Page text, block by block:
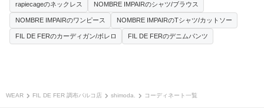
rapiecageのネックレス NOMBRE IMPAIRのシャツ/ブラウス
NOMBRE IMPAIRのワンピース NOMBRE IMPAIRのTシャツ/カットソー
FIL DE FERのカーディガン/ボレロ FIL DE FERのデニムパンツ
WEAR FIL DE FER 調布パルコ店 shimoda. コーディネート一覧